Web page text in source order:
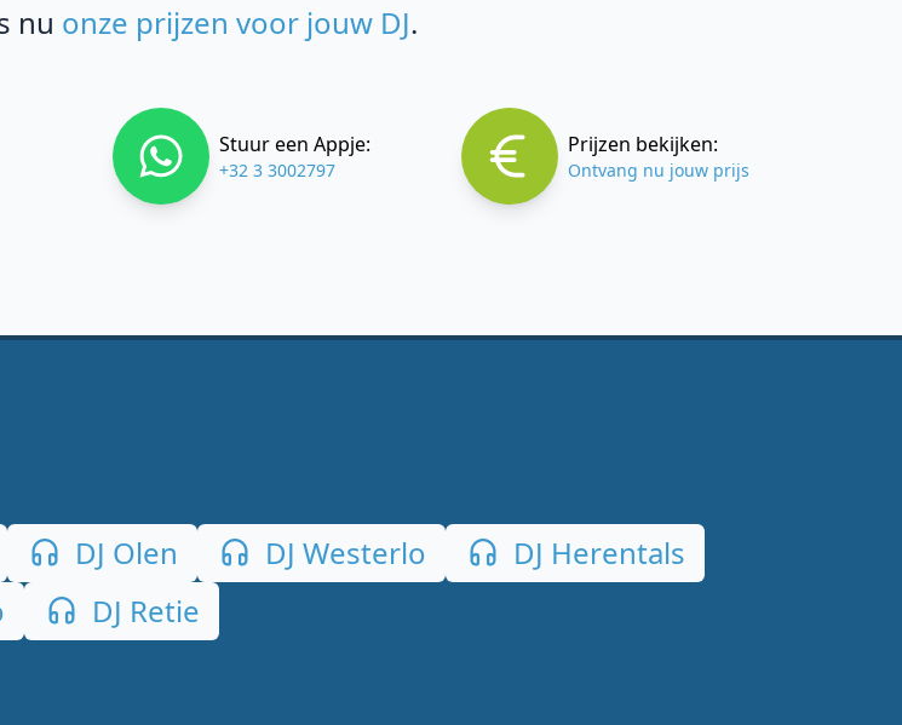
nu onze prijzen voor jouw DJ.
Stuur een Appje:
+32 3 3002797
Prijzen bekijken:
Ontvang nu jouw prijs
DJ Olen DJ Westerlo
DJ Herentals
DJ Retie